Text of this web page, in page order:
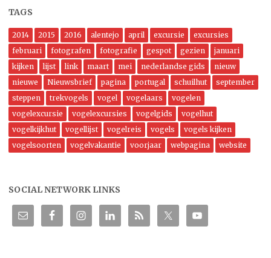
TAGS
2014 2015 2016 alentejo april excursie
excursies
februari
fotografen fotografie gespot gezien
januari
kijken
lijst link maart mei nederlandse gids
nieuw
nieuwe
Nieuwsbrief pagina portugal schuilhut
september
steppen
trekvogels vogel vogelaars
vogelen
vogelexcursie
vogelexcursies vogelgids
vogelhut
vogelkijkhut
vogellijst vogelreis vogels
vogels kijken
vogelsoorten
vogelvakantie voorjaar webpagina website
SOCIAL NETWORK LINKS